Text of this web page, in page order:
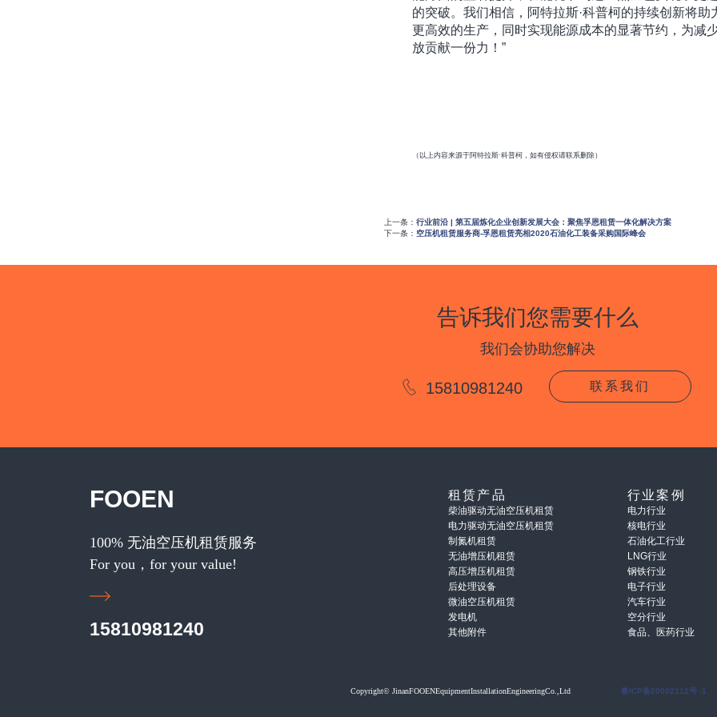
的突破。我们相信，阿特拉斯·科普柯的持续创新将助
更高效的生产，同时实现能源成本的显著节约，为减
放贡献一份力！”
（以上内容来源于阿特拉斯·科普柯，如有侵权请联系删除）
上一条： 行业前沿 | 第五届炼化企业创新发展大会：聚焦孚恩租赁一体化解决方案
下一条： 空压机租赁服务商-孚恩租赁亮相2020石油化工装备采购国际峰会
告诉我们您需要什么
我们会协助您解决
15810981240 联系我们
FOOEN
100% 无油空压机租赁服务
For you，for your value!
15810981240
租赁产品
柴油驱动无油空压机租赁
电力驱动无油空压机租赁
制氮机租赁
无油增压机租赁
高压增压机租赁
后处理设备
微油空压机租赁
发电机
其他附件
行业案例
电力行业
核电行业
石油化工行业
LNG行业
钢铁行业
电子行业
汽车行业
空分行业
食品、医药行业
Copyright© JinanFOOENEquipmentInstallationEngineeringCo.,Ltd 鲁ICP备20002112号 -1